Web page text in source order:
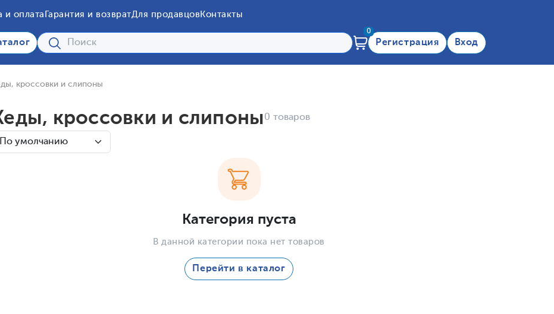
и оплата Гарантия и возвратДля продавцовКонтакты
0
Регистрация Вход
кроссовки и слипоны
кроссовки и слипоны0 товаров
Категория пуста
В данной категории пока нет товаров
Перейти в каталог